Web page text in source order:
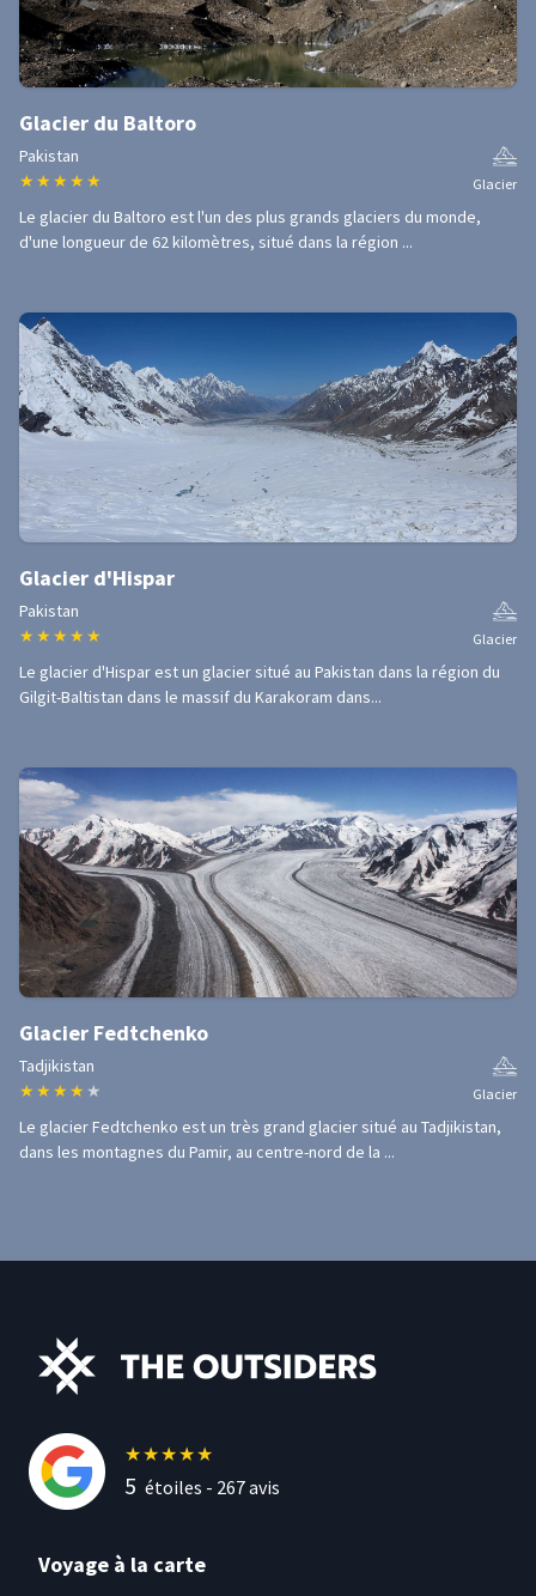
Glacier du Baltoro
Pakistan
★ ★ ★ ★ ★ Glacier
Le glacier du Baltoro est l'un des plus grands glaciers du monde,
d'une longueur de 62 kilomètres, situé dans la région ...
Glacier d'Hispar
Pakistan
★ ★ ★ ★ ★ Glacier
Le glacier d'Hispar est un glacier situé au Pakistan dans la région du
Gilgit-Baltistan dans le massif du Karakoram dans...
Glacier Fedtchenko
Tadjikistan
★ ★ ★ ★ ★ Glacier
Le glacier Fedtchenko est un très grand glacier situé au Tadjikistan,
dans les montagnes du Pamir, au centre-nord de la ...
★★★★★
5 étoiles - 267avis
Voyage à la carte